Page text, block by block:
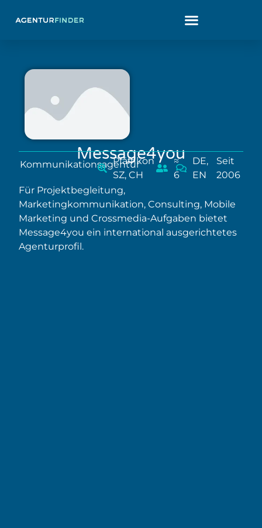
Message4you
Kommunikationsagentur
Pfäffikon
SZ, CH
≈
6
DE,
EN
Seit
2006
Für Projektbegleitung,
Marketingkommunikation, Consulting, Mobile
Marketing und Crossmedia-Aufgaben bietet
Message4you ein international ausgerichtetes
Agenturprofil.